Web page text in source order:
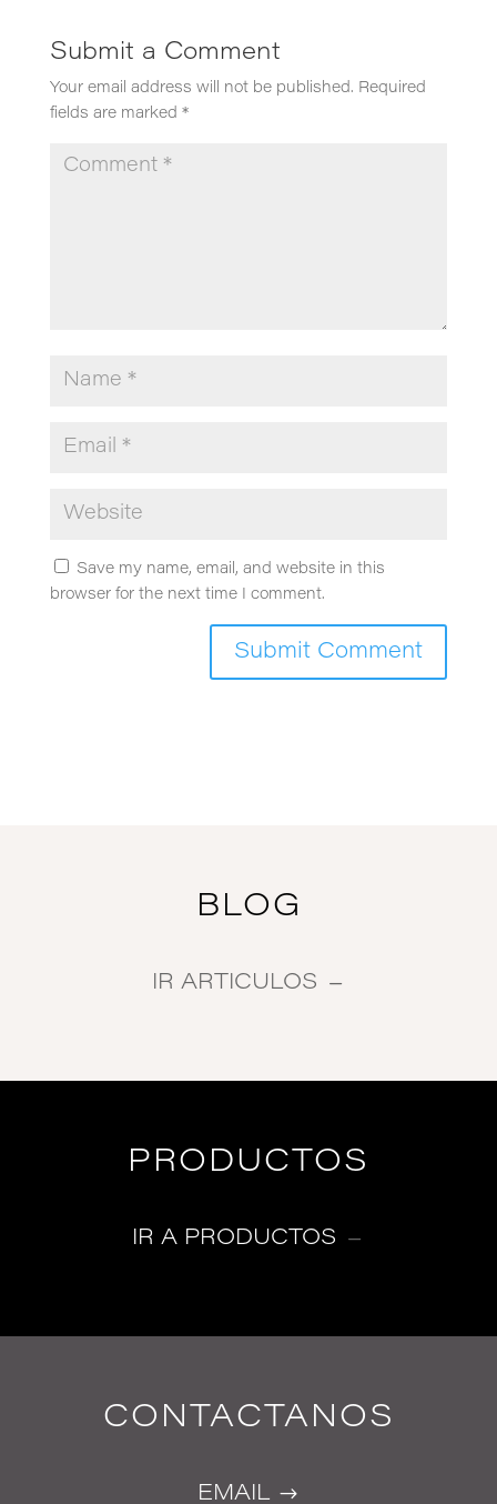
Submit a Comment
Your email address will not be published. Required
fields are marked *
Save my name, email, and website in this
browser for the next time I comment.
BLOG
IR ARTICULOS
PRODUCTOS
IR A PRODUCTOS
CONTACTANOS
EMAIL